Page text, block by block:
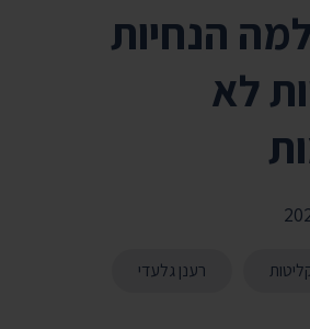
הנחיות
לא
רענן גלעדי